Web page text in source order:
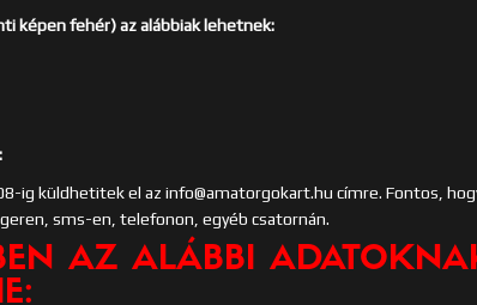
képen fehér) az alábbiak lehetnek:
ig küldhetitek el az info@amatorgokart.hu címre. Fontos,
sms-en, telefonon, egyéb csatornán.
AZ ALÁBBI